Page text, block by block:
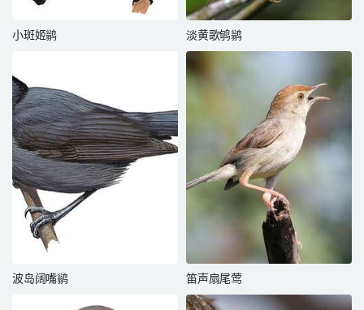
小斑姬鹟 淡黄歌鸲鹟
波岛阔嘴鹟 笛声扇尾莺